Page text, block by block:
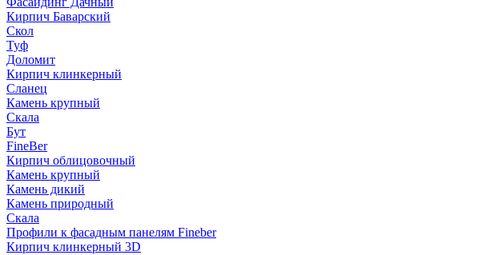
Кирпич Баварский
Скол
Туф
Доломит
Кирпич клинкерный
Сланец
Камень крупный
Скала
Бут
FineBer
Кирпич облицовочный
Камень крупный
Камень дикий
Камень природный
Скала
Профили к фасадным панелям Fineber
Кирпич клинкерный 3D